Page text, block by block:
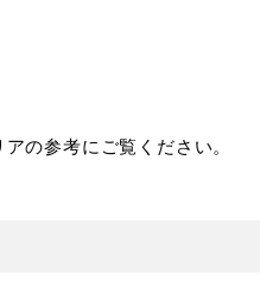
の参考にご覧ください。